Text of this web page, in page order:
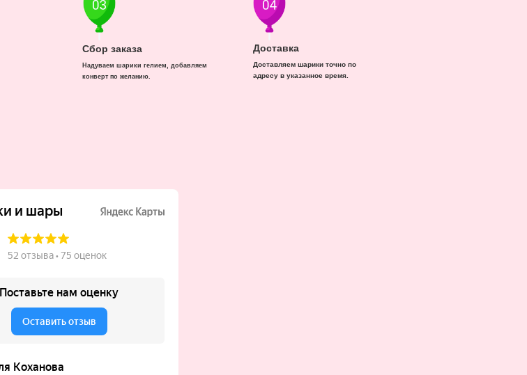
Доставка
Доставляем шарики точно по
адресу в указанное время.
Сбор заказа
Надуваем шарики гелием, добавляем
конверт по желанию.